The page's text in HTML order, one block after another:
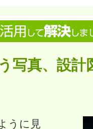
写真、設
うに見